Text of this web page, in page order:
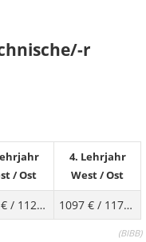
r
/Ost
4. Lehrjahr
West/Ost
/ 1120 € 1097 € / 1177 €
(BIBB)